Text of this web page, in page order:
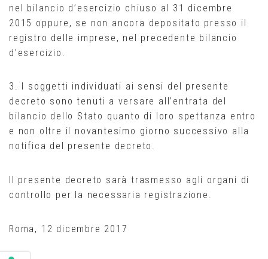
nel bilancio d’esercizio chiuso al 31 dicembre
2015 oppure, se non ancora depositato presso il
registro delle imprese, nel precedente bilancio
d’esercizio.
3. I soggetti individuati ai sensi del presente
decreto sono tenuti a versare all’entrata del
bilancio dello Stato quanto di loro spettanza entro
e non oltre il novantesimo giorno successivo alla
notifica del presente decreto.
Il presente decreto sarà trasmesso agli organi di
controllo per la necessaria registrazione.
Roma, 12 dicembre 2017